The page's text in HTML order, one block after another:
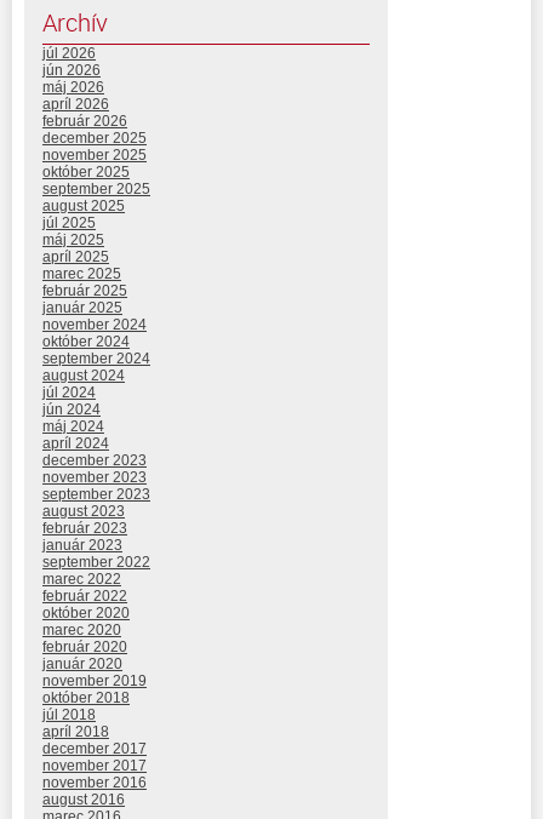
Archív
júl 2026
jún 2026
máj 2026
apríl 2026
február 2026
december 2025
november 2025
október 2025
september 2025
august 2025
júl 2025
máj 2025
apríl 2025
marec 2025
február 2025
január 2025
november 2024
október 2024
september 2024
august 2024
júl 2024
jún 2024
máj 2024
apríl 2024
december 2023
november 2023
september 2023
august 2023
február 2023
január 2023
september 2022
marec 2022
február 2022
október 2020
marec 2020
február 2020
január 2020
november 2019
október 2018
júl 2018
apríl 2018
december 2017
november 2017
november 2016
august 2016